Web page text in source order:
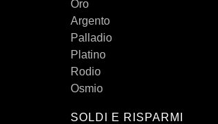
Oro
Argento
Palladio
Platino
Rodio
Osmio
SOLDI E RISPARMI